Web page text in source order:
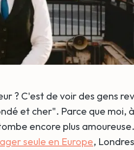
? C'est de voir des gens
et cher". Parce que moi,
encore plus
seule en Europe, Londres